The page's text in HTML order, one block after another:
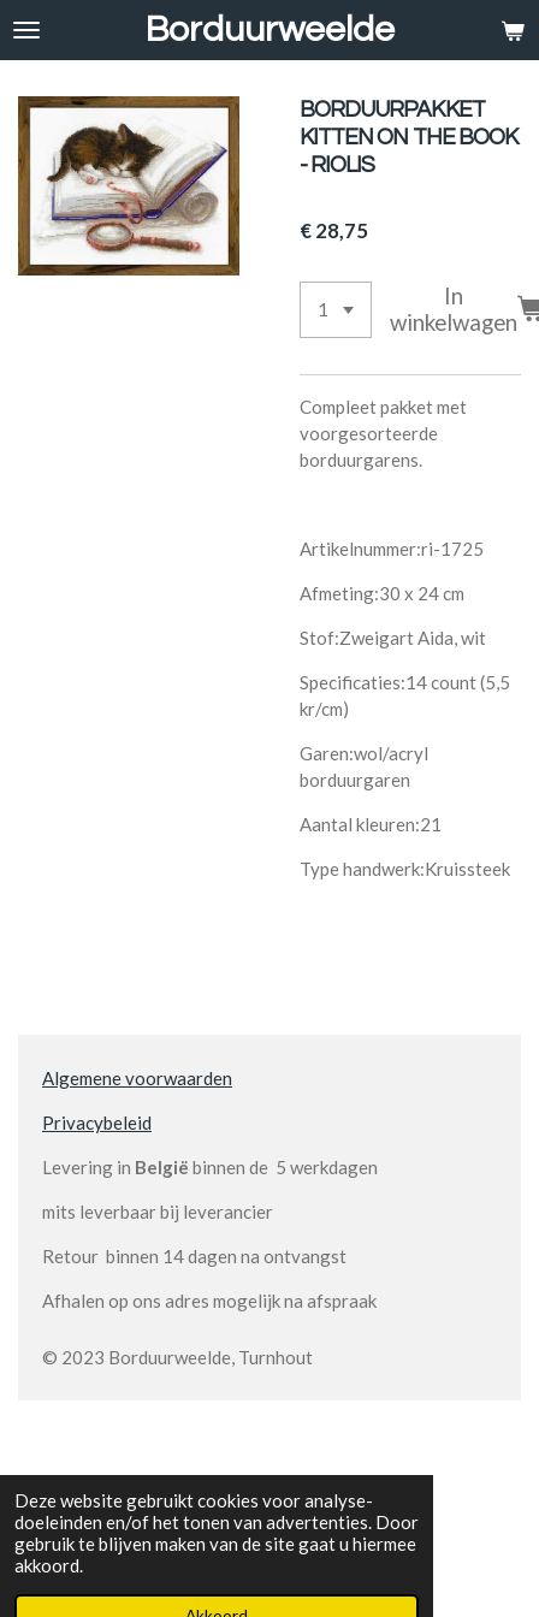
Deze website gebruikt cookies voor analyse-
doeleinden en/of het tonen van advertenties. Door
gebruik te blijven maken van de site gaat u hiermee
akkoord.
Ga
de
hoofdinhoud
Borduurweelde
BORDUURPAKKET
KITTEN ON THE BOOK
- RIOLIS
€ 28,75
In
winkelwagen
Compleet pakket met
voorgesorteerde
borduurgarens.
Artikelnummer:ri-1725
Afmeting:30 x 24 cm
Stof:Zweigart Aida, wit
Specificaties:14 count (5,5
kr/cm)
Garen:wol/acryl
borduurgaren
Aantal kleuren:21
Type handwerk:Kruissteek
Algemene voorwaarden
Privacybeleid
Levering in België binnen de 5 werkdagen
mits leverbaar bij leverancier
Retour binnen 14 dagen na ontvangst
Afhalen op ons adres mogelijk na afspraak
© 2023 Borduurweelde, Turnhout